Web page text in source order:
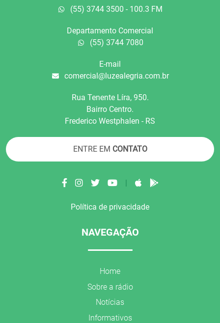
(55) 3744 3500 - 100.3 FM
Departamento Comercial
(55) 3744 7080
E-mail
comercial@luzealegria.com.br
Rua Tenente Líra, 950.
Bairro Centro.
Frederico Westphalen - RS
ENTRE EM CONTATO
|
Política de privacidade
NAVEGAÇÃO
Home
Sobre a rádio
Notícias
Informativos